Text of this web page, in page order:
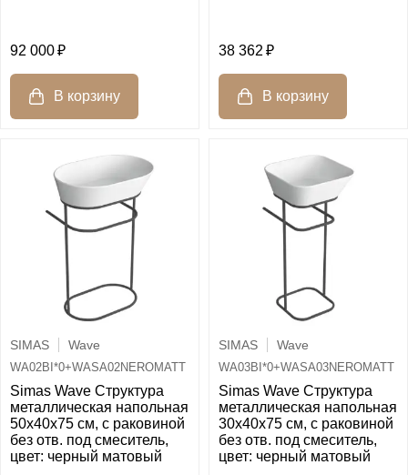
92 000 38 362
SIMAS Wave
WA02BI*0+WASA02NEROMATT
Simas Wave Структура
металлическая напольная
50х40х75 см, с раковиной
без отв. под смеситель,
цвет: черный матовый
SIMAS Wave
WA03BI*0+WASA03NEROMATT
Simas Wave Структура
металлическая напольная
30х40х75 см, с раковиной
без отв. под смеситель,
цвет: черный матовый